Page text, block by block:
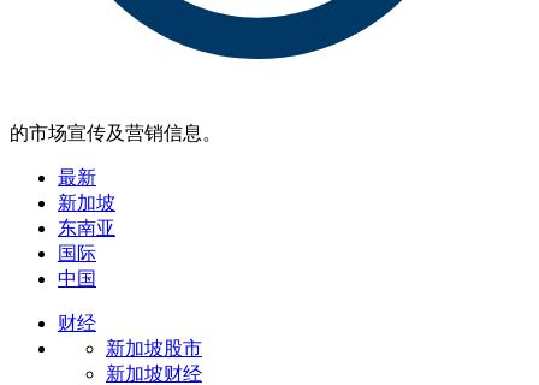
的市场宣传及营销信息。
最新
新加坡
东南亚
国际
中国
财经
新加坡股市
新加坡财经